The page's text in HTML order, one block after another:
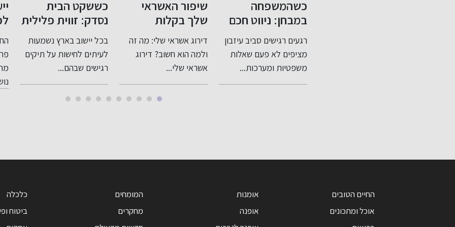
במבחן: ניווט חכם
ותכנון צוואה נכון
רגעים רגישים סביב עיזבון
מציפים לא פעם שאלות
משפטיות ומערכות...
שיפור האשראי
שלך בקלות
דירוג אשראי שלי: מה זה
ולמה הוא חשוב? דירוג
אשראי שלי...
כששקט הבית
נסדק: זווית פלילית
רגישה ומדויקת
לעבירות בתוך
המשפחה
בכל יישוב בארץ נשמעות
לעיתים לחישות על תיקים
ייעוץ לפני
לפנסיה:
החשיבות של ייעוץ
פרישה לפנסיה
מתקרבים לגיל
החיים הטובים
אוכל ומתכונים
אומנות
אופנה
המומחים
מחקרים
כלכלה
ביטוח